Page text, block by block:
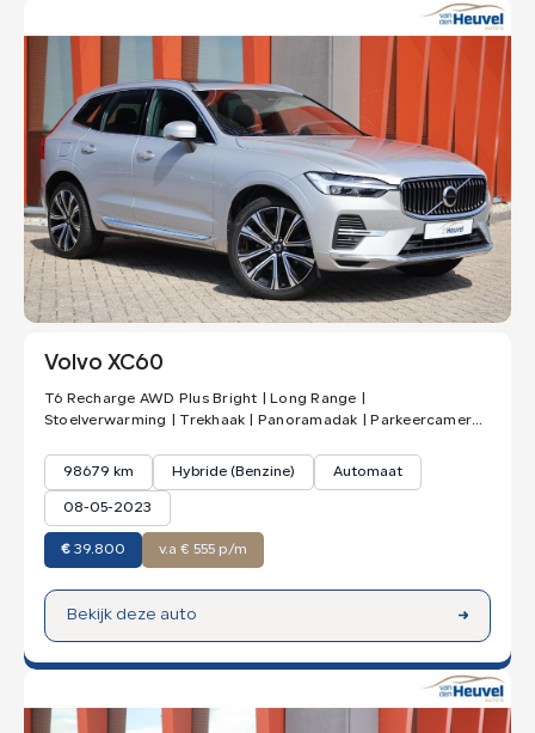
Volvo XC60
T6 Recharge AWD Plus Bright | Long Range |
Stoelverwarming | Trekhaak | Panoramadak | Parkeercamera |
98679 km Hybride (Benzine) Automaat
08-05-2023
€ 39.800 v.a € 555 p/m
Bekijk deze auto